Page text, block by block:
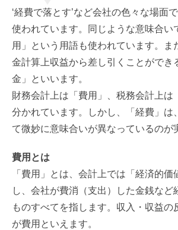
‘経費で落とす’など会社の色々な場面
使われています。同じような意味合い
用」という用語も使われています。ま
金計算上収益から差し引くことができ
金」といいます。
財務会計上は「費用」、税務会計上は
分かれています。しかし、「経費」は
て微妙に意味合いが異なっているのが
費用とは
「費用」とは、会計上では「経済的価
し、会社が費消（支出）した金銭など
ものすべてを指します。収入・収益の
が費用といえます。